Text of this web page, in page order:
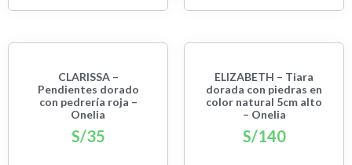
CLARISSA –
Pendientes dorado
con pedrería roja –
Onelia
S/35
ELIZABETH – Tiara
dorada con piedras en
color natural 5cm alto
– Onelia
S/140